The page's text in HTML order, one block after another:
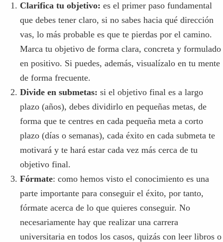
Clarifica tu objetivo: es el primer paso fundamental
que debes tener claro, si no sabes hacia qué dirección
vas, lo más probable es que te pierdas por el camino.
Marca tu objetivo de forma clara, concreta y formulado
en positivo. Si puedes, además, visualízalo en tu mente
de forma frecuente.
Divide en submetas: si el objetivo final es a largo
plazo (años), debes dividirlo en pequeñas metas, de
forma que te centres en cada pequeña meta a corto
plazo (días o semanas), cada éxito en cada submeta te
motivará y te hará estar cada vez más cerca de tu
objetivo final.
Fórmate: como hemos visto el conocimiento es una
parte importante para conseguir el éxito, por tanto,
fórmate acerca de lo que quieres conseguir. No
necesariamente hay que realizar una carrera
universitaria en todos los casos, quizás con leer libros o